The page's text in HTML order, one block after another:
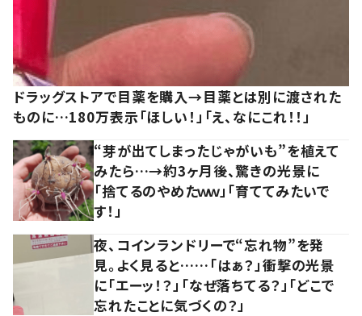
ドラッグストアで目薬を購入→目薬とは別に渡された
ものに…180万表示「ほしい！」「え、なにこれ！！」
“芽が出てしまったじゃがいも”を植えて
みたら…→約3ヶ月後、驚きの光景に
「捨てるのやめたｗｗ」「育ててみたいで
す！」
夜、コインランドリーで“忘れ物”を発
見。よく見ると……「はぁ？」衝撃の光景
に「エーッ！？」「なぜ落ちてる？」「どこで
忘れたことに気づくの？」